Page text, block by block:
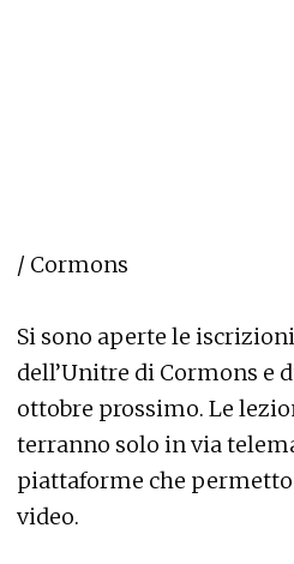
/ Cormons
Si sono aperte le
dell’Unitre di Cormons e
ottobre prossimo. Le
terranno solo in via
piattaforme che
video.